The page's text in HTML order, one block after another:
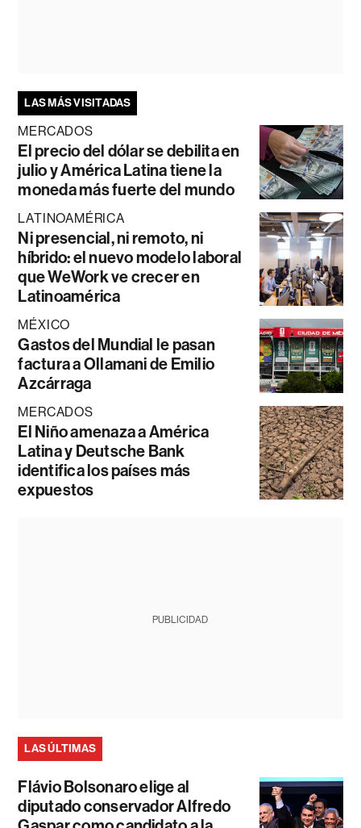
LAS MÁS VISITADAS
MERCADOS
El precio del dólar se debilita en
julio y América Latina tiene la
moneda más fuerte del mundo
LATINOAMÉRICA
Ni presencial, ni remoto, ni
híbrido: el nuevo modelo laboral
que WeWork ve crecer en
Latinoamérica
MÉXICO
Gastos del Mundial le pasan
factura a Ollamani de Emilio
Azcárraga
MERCADOS
El Niño amenaza a América
Latina y Deutsche Bank
identifica los países más
expuestos
PUBLICIDAD
LAS ÚLTIMAS
Flávio Bolsonaro elige al
diputado conservador Alfredo